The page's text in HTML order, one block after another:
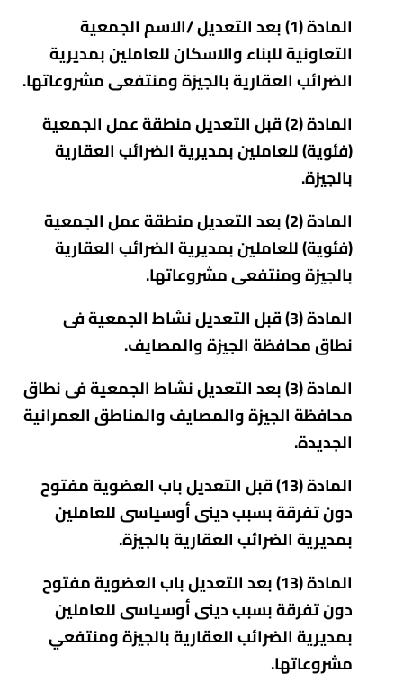
المادة (1) بعد التعديل /الاسم الجمعية
التعاونية للبناء والاسكان للعاملين بمديرية
الضرائب العقارية بالجيزة ومنتفعى مشروعاتها.
المادة (2) قبل التعديل منطقة عمل الجمعية
(فئوية) للعاملين بمديرية الضرائب العقارية
بالجيزة.
المادة (2) بعد التعديل منطقة عمل الجمعية
(فئوية) للعاملين بمديرية الضرائب العقارية
بالجيزة ومنتفعى مشروعاتها.
المادة (3) قبل التعديل نشاط الجمعية فى
نطاق محافظة الجيزة والمصايف.
المادة (3) بعد التعديل نشاط الجمعية فى نطاق
محافظة الجيزة والمصايف والمناطق العمرانية
الجديدة.
المادة (13) قبل التعديل باب العضوية مفتوح
دون تفرقة بسبب دينى أوسياسى للعاملين
بمديرية الضرائب العقارية بالجيزة.
المادة (13) بعد التعديل باب العضوية مفتوح
دون تفرقة بسبب دينى أوسياسى للعاملين
بمديرية الضرائب العقارية بالجيزة ومنتفعي
مشروعاتها.